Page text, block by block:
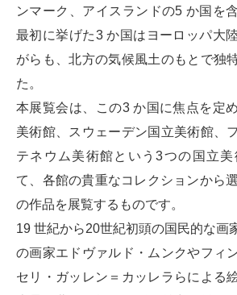
ンマーク、アイスランドの5 か国を
最初に挙げた3 か国はヨーロッパ大
がらも、北方の気候風土のもとで独
た。
本展覧会は、この3 か国に焦点を定
美術館、スウェーデン国立美術館、
テネウム美術館という3つの国立
て、各館の貴重なコレクションから
の作品を展覧するものです。
19 世紀から20世紀初頭の国民的な画
の画家エドヴァルド・ムンクやフィ
セリ・ガッレン＝カッレラらによる